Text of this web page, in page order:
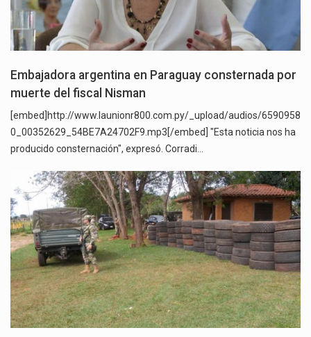
Embajadora argentina en Paraguay consternada por
muerte del fiscal Nisman
[embed]http://www.launionr800.com.py/_upload/audios/6590958
0_00352629_54BE7A24702F9.mp3[/embed] "Esta noticia nos ha
producido consternación", expresó. Corradi…